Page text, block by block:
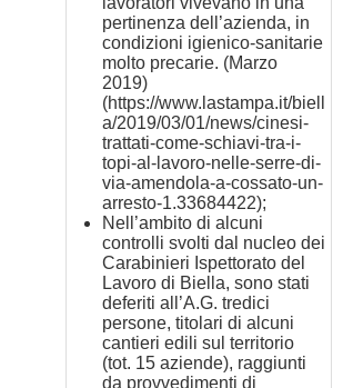
pertinenza dell’azienda, in
condizioni igienico-sanitarie
molto precarie. (Marzo
2019)
(https://www.lastampa.it/biell
a/2019/03/01/news/cinesi-
trattati-come-schiavi-tra-i-
topi-al-lavoro-nelle-serre-di-
via-amendola-a-cossato-un-
arresto-1.33684422);
Nell’ambito di alcuni
controlli svolti dal nucleo dei
Carabinieri Ispettorato del
Lavoro di Biella, sono stati
deferiti all’A.G. tredici
persone, titolari di alcuni
cantieri edili sul territorio
(tot. 15 aziende), raggiunti
da provvedimenti di